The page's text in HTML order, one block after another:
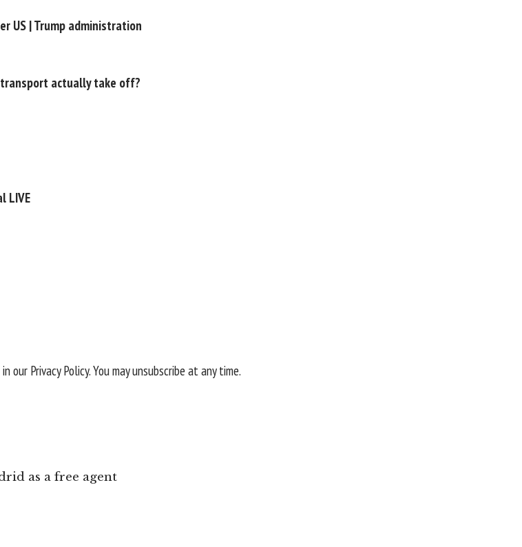
US | Trump administration
actually take off?
LIVE
our Privacy Policy. You may unsubscribe at any time.
as a free agent